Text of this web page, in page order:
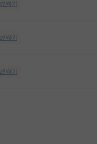
인하기
인하기
인하기